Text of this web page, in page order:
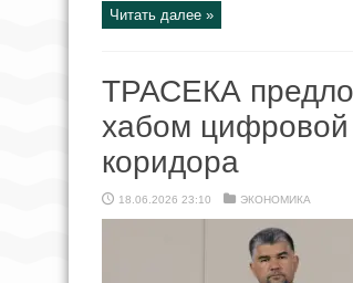
Читать далее »
ТРАСЕКА
хабом цифровой
коридора
18.06.2026 23:10 ЭКОНОМИКА